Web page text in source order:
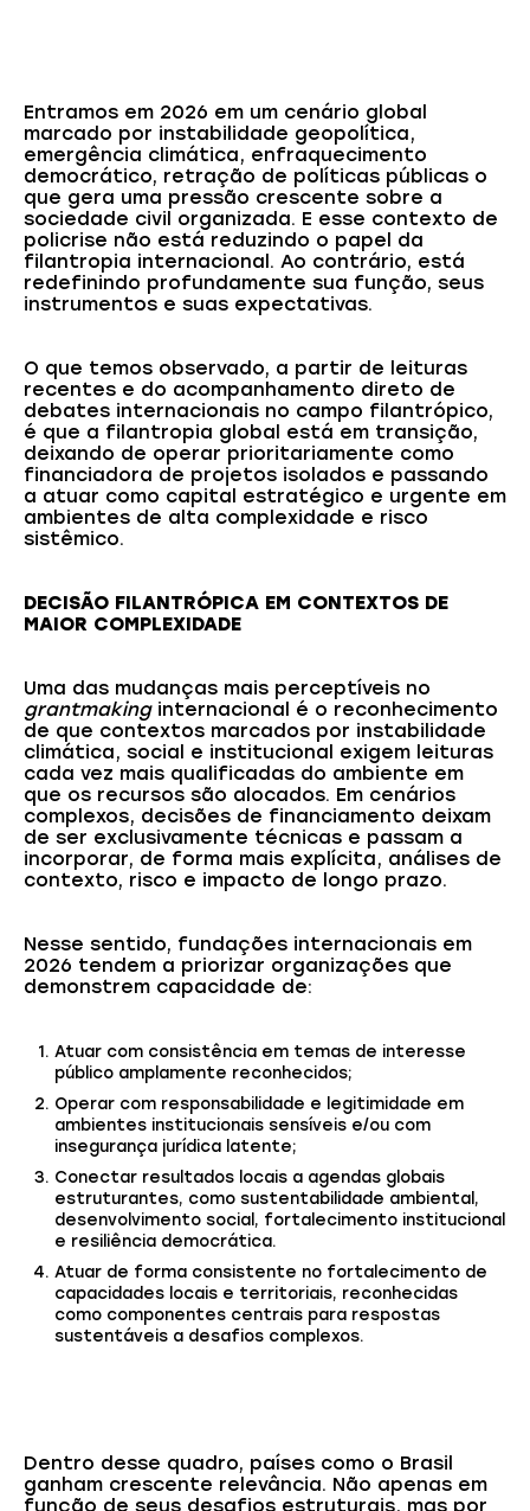
Entramos em 2026 em um cenário global
marcado por instabilidade geopolítica,
emergência climática, enfraquecimento
democrático, retração de políticas públicas o
que gera uma pressão crescente sobre a
sociedade civil organizada. E esse contexto de
policrise não está reduzindo o papel da
filantropia internacional. Ao contrário, está
redefinindo profundamente sua função, seus
instrumentos e suas expectativas.
O que temos observado, a partir de leituras
recentes e do acompanhamento direto de
debates internacionais no campo filantrópico,
é que a filantropia global está em transição,
deixando de operar prioritariamente como
financiadora de projetos isolados e passando
a atuar como capital estratégico e urgente em
ambientes de alta complexidade e risco
sistêmico.
DECISÃO FILANTRÓPICA EM CONTEXTOS DE
MAIOR COMPLEXIDADE
Uma das mudanças mais perceptíveis no
grantmakinginternacional é o reconhecimento
de que contextos marcados por instabilidade
climática, social e institucional exigem leituras
cada vez mais qualificadas do ambiente em
que os recursos são alocados. Em cenários
complexos, decisões de financiamento deixam
de ser exclusivamente técnicas e passam a
incorporar, de forma mais explícita, análises de
contexto, risco e impacto de longo prazo.
Nesse sentido, fundações internacionais em
2026 tendem a priorizar organizações que
demonstrem capacidade de:
Atuar com consistência em temas de interesse
público amplamente reconhecidos;
Operar com responsabilidade e legitimidade em
ambientes institucionais sensíveis e/ou com
insegurança jurídica latente;
Conectar resultados locais a agendas globais
estruturantes, como sustentabilidade ambiental,
desenvolvimento social, fortalecimento institucional
e resiliência democrática.
Atuar de forma consistente no fortalecimento de
capacidades locais e territoriais, reconhecidas
como componentes centrais para respostas
sustentáveis a desafios complexos.
Dentro desse quadro, países como o Brasil
ganham crescente relevância. Não apenas em
função de seus desafios estruturais, mas por